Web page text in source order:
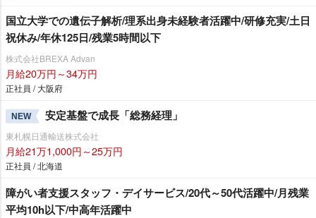
国立大学での遺伝子解析/理系出身未経験者活躍中/研修充実/土日
祝休み/年休125日/残業5時間以下
株式会社BREXA Advan
月給20万円～34万円
正社員 / 大阪府
NEW 安定基盤で成長「総務経理」
東札幌日通輸送株式会社
月給21万1,000円～25万円
正社員 / 北海道
障がい者支援スタッフ・デイサービス/20代～50代活躍中/月残業
平均10h以下/中高年活躍中